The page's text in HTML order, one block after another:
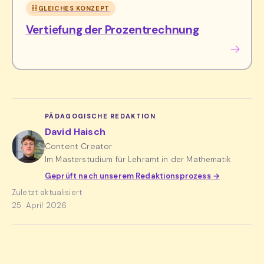
GLEICHES KONZEPT
Vertiefung der Prozentrechnung
PÄDAGOGISCHE REDAKTION
David Haisch
Content Creator
Im Masterstudium für Lehramt in der Mathematik
Geprüft nach unserem Redaktionsprozess →
Zuletzt aktualisiert
25. April 2026